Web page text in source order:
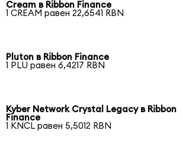
Cream в Ribbon Finance
1 CREAM равен 22,6541 RBN
Pluton в Ribbon Finance
1 PLU равен 6,4217 RBN
Kyber Network Crystal Legacy в Ribbon
Finance
1 KNCL равен 5,5012 RBN